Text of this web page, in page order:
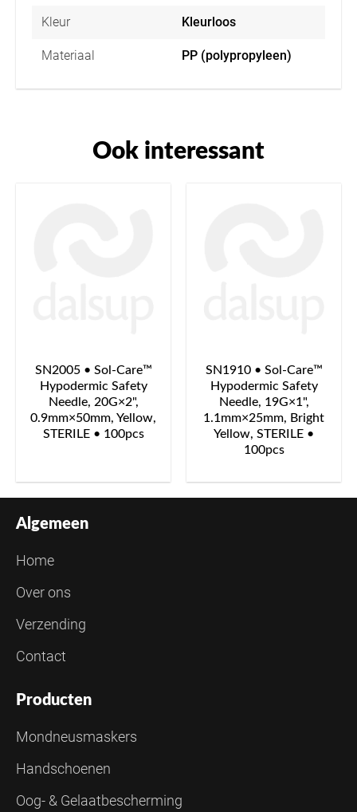
Kleur Kleurloos
Materiaal PP (polypropyleen)
Ook interessant
SN2005 • Sol-Care™
Hypodermic Safety
Needle, 20G×2",
0.9mm×50mm, Yellow,
STERILE • 100pcs
SN1910 • Sol-Care™
Hypodermic Safety
Needle, 19G×1",
1.1mm×25mm, Bright
Yellow, STERILE •
100pcs
Algemeen
Home
Over ons
Verzending
Contact
Producten
Mondneusmaskers
Handschoenen
Oog- & Gelaatbescherming